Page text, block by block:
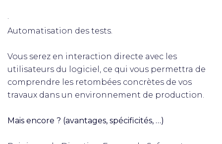
·
Automatisation des tests.
Vous serez en interaction directe avec les
utilisateurs du logiciel, ce qui vous permettra de
comprendre les retombées concrètes de vos
travaux dans un environnement de production.
Mais encore ? (avantages, spécificités, …)